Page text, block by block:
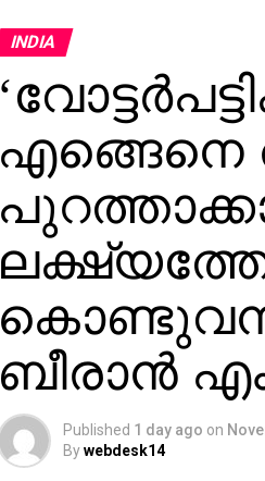
INDIA
ബീരാൻ
Published 1 day ago on
Bywebdesk14